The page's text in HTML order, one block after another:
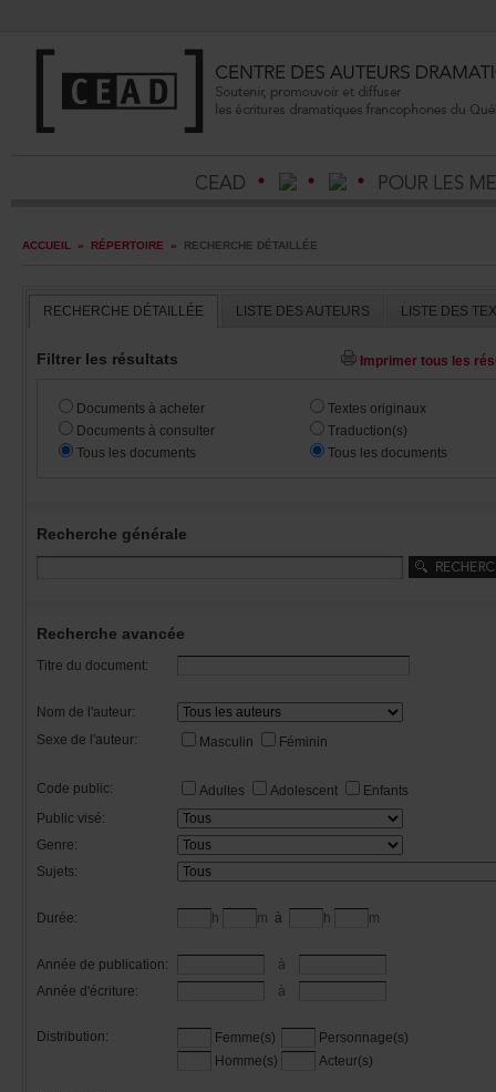
ACCUEIL » RÉPERTOIRE » RECHERCHEDÉTAILLÉE
RECHERCHEDÉTAILLÉE LISTEDESAUTEURS
Filtrerlesrésultats
Documentsàacheter
Documentsàconsulter
Touslesdocuments
Textesoriginaux
Traduction(s)
Touslesdocuments
Recherchegénérale
Rechercheavancée
Titredudocument:
Nomdel'auteur:
Sexedel'auteur:
Masculin Féminin
Codepublic: Adultes Adolescent
Enfants
Publicvisé:
Genre:
Sujets:
Durée: h m à h m
Annéedepublication:
à
Annéed'écriture:
à
Distribution: Femme(s)
Personnage(s)
Homme(s)
Acteur(s)